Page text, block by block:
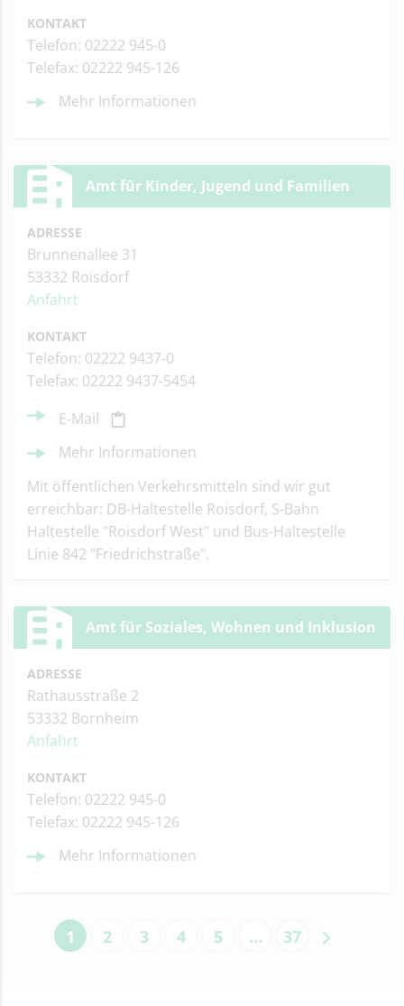
KONTAKT
Telefon: 02222 945-0
Telefax: 02222 945-126
Mehr Informationen
Amt für Kinder, Jugend und Familien
ADRESSE
Brunnenallee 31
53332 Roisdorf
Anfahrt
KONTAKT
Telefon: 02222 9437-0
Telefax: 02222 9437-5454
E-Mail
Mehr Informationen
Mit öffentlichen Verkehrsmitteln sind wir gut
erreichbar: DB-Haltestelle Roisdorf, S-Bahn
Haltestelle "Roisdorf West" und Bus-Haltestelle
Linie 842 "Friedrichstraße".
Amt für Soziales, Wohnen und Inklusion
ADRESSE
Rathausstraße 2
53332 Bornheim
Anfahrt
KONTAKT
Telefon: 02222 945-0
Telefax: 02222 945-126
Mehr Informationen
1 2 3 4 5 … 37